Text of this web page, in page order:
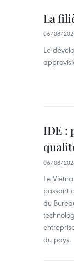
La
06/08/
Le
IDE :
06/08/
Le
passant
du
du pays. ​